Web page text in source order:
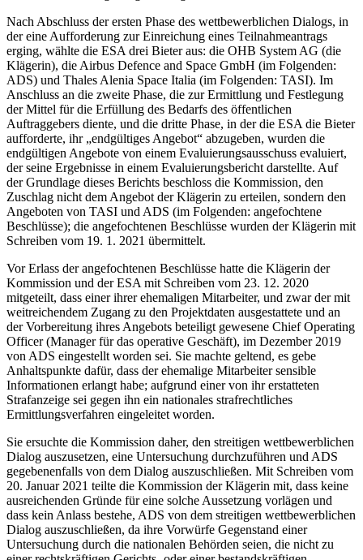
Nach Abschluss der ersten Phase des wettbewerblichen Dialogs, in
der eine Aufforderung zur Einreichung eines Teilnahmeantrags
erging, wählte die ESA drei Bieter aus: die OHB System AG (die
Klägerin), die Airbus Defence and Space GmbH (im Folgenden:
ADS) und Thales Alenia Space Italia (im Folgenden: TASI). Im
Anschluss an die zweite Phase, die zur Ermittlung und Festlegung
der Mittel für die Erfüllung des Bedarfs des öffentlichen
Auftraggebers diente, und die dritte Phase, in der die ESA die Bieter
aufforderte, ihr „endgültiges Angebot“ abzugeben, wurden die
endgültigen Angebote von einem Evaluierungsausschuss evaluiert,
der seine Ergebnisse in einem Evaluierungsbericht darstellte. Auf
der Grundlage dieses Berichts beschloss die Kommission, den
Zuschlag nicht dem Angebot der Klägerin zu erteilen, sondern den
Angeboten von TASI und ADS (im Folgenden: angefochtene
Beschlüsse); die angefochtenen Beschlüsse wurden der Klägerin mit
Schreiben vom 19. 1. 2021 übermittelt.
Vor Erlass der angefochtenen Beschlüsse hatte die Klägerin der
Kommission und der ESA mit Schreiben vom 23. 12. 2020
mitgeteilt, dass einer ihrer ehemaligen Mitarbeiter, und zwar der mit
weitreichendem Zugang zu den Projektdaten ausgestattete und an
der Vorbereitung ihres Angebots beteiligt gewesene Chief Operating
Officer (Manager für das operative Geschäft), im Dezember 2019
von ADS eingestellt worden sei. Sie machte geltend, es gebe
Anhaltspunkte dafür, dass der ehemalige Mitarbeiter sensible
Informationen erlangt habe; aufgrund einer von ihr erstatteten
Strafanzeige sei gegen ihn ein nationales strafrechtliches
Ermittlungsverfahren eingeleitet worden.
Sie ersuchte die Kommission daher, den streitigen wettbewerblichen
Dialog auszusetzen, eine Untersuchung durchzuführen und ADS
gegebenenfalls von dem Dialog auszuschließen. Mit Schreiben vom
20. Januar 2021 teilte die Kommission der Klägerin mit, dass keine
ausreichenden Gründe für eine solche Aussetzung vorlägen und
dass kein Anlass bestehe, ADS von dem streitigen wettbewerblichen
Dialog auszuschließen, da ihre Vorwürfe Gegenstand einer
Untersuchung durch die nationalen Behörden seien, die nicht zu